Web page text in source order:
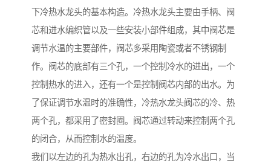
下冷热水龙头的基本构造。冷热水龙头主要由手柄、阀
芯和进水编织管以及一些安装小部件组成，其中阀芯是
调节水温的主要部件，阀芯多采用陶瓷或者不锈钢制
作。阀芯的底部有三个孔，一个控制冷水的进出，一个
控制热水的进入，还有一个是控制阀芯内部的出水。为
了保证调节水温时的准确性，冷热水龙头阀芯的冷、热
两个孔，都采用了密封圈。阀芯通过转动来控制两个孔
的闭合，从而控制水的温度。
我们以左边的孔为热水出孔，右边的孔为冷水出口，当